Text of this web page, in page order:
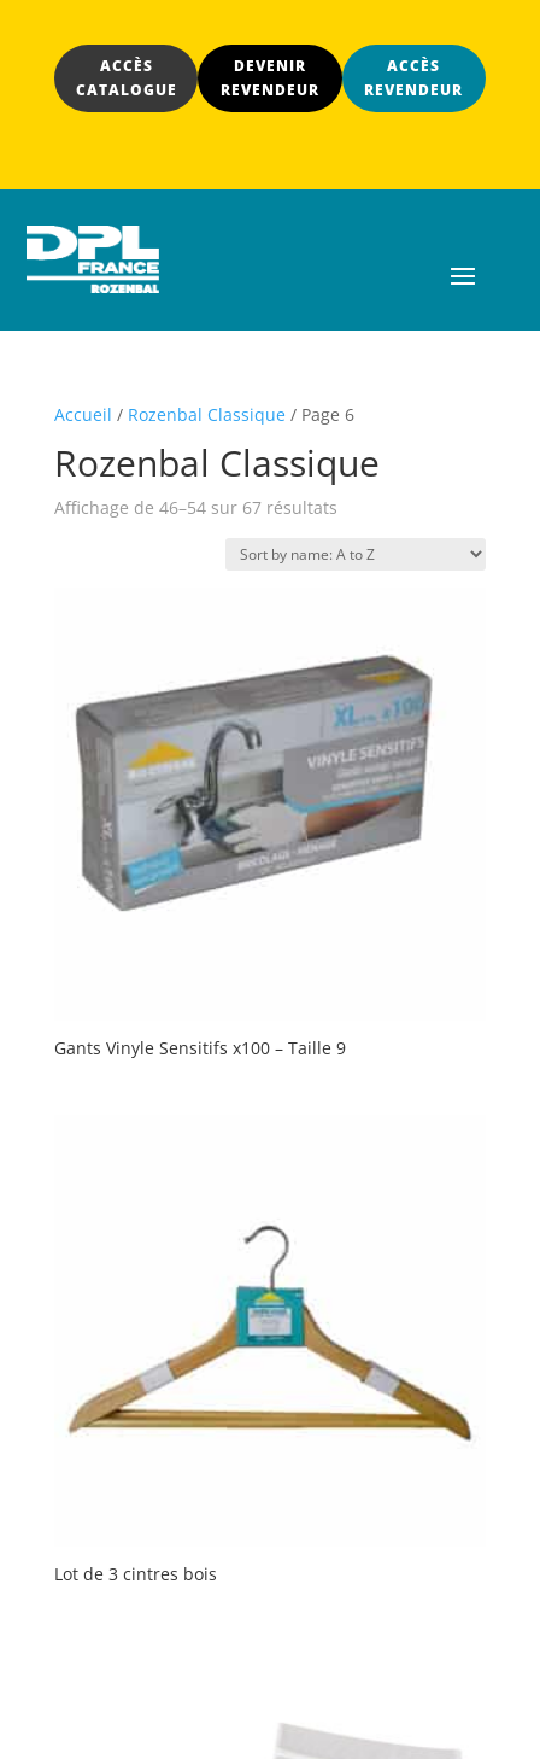
ACCÈS
CATALOGUE
DEVENIR
REVENDEUR
ACCÈS
REVENDEUR
Accueil / Rozenbal Classique/ Page 6
Rozenbal Classique
Affichage de 46–54 sur 67 résultats
Gants Vinyle Sensitifs x100 – Taille 9
Lot de 3 cintres bois